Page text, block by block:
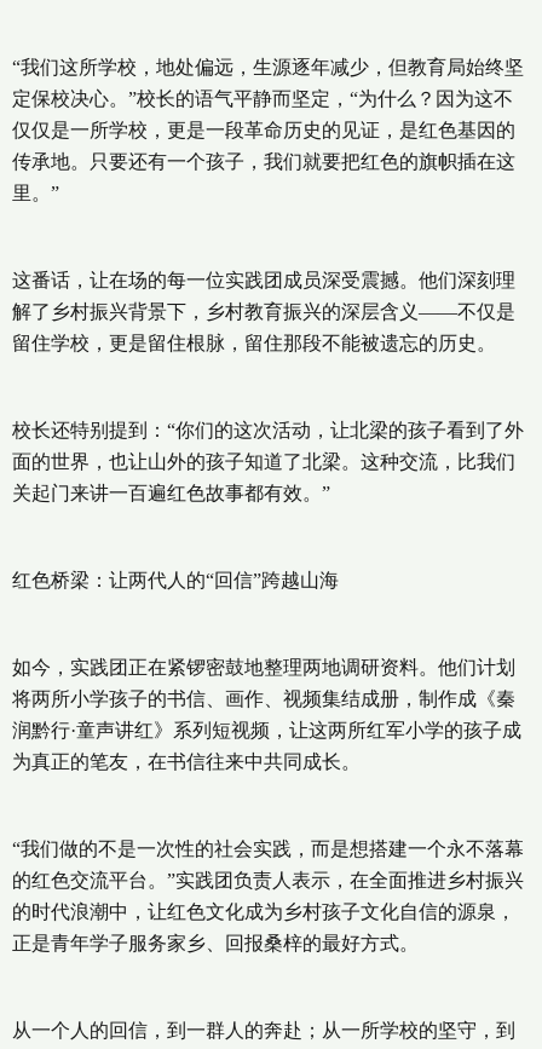
“我们这所学校，地处偏远，生源逐年减少，但教育局始终坚
定保校决心。”校长的语气平静而坚定，“为什么？因为这不
仅仅是一所学校，更是一段革命历史的见证，是红色基因的
传承地。只要还有一个孩子，我们就要把红色的旗帜插在这
里。”
这番话，让在场的每一位实践团成员深受震撼。他们深刻理
解了乡村振兴背景下，乡村教育振兴的深层含义——不仅是
留住学校，更是留住根脉，留住那段不能被遗忘的历史。
校长还特别提到：“你们的这次活动，让北梁的孩子看到了外
面的世界，也让山外的孩子知道了北梁。这种交流，比我们
关起门来讲一百遍红色故事都有效。”
红色桥梁：让两代人的“回信”跨越山海
如今，实践团正在紧锣密鼓地整理两地调研资料。他们计划
将两所小学孩子的书信、画作、视频集结成册，制作成《秦
润黔行·童声讲红》系列短视频，让这两所红军小学的孩子成
为真正的笔友，在书信往来中共同成长。
“我们做的不是一次性的社会实践，而是想搭建一个永不落幕
的红色交流平台。”实践团负责人表示，在全面推进乡村振兴
的时代浪潮中，让红色文化成为乡村孩子文化自信的源泉，
正是青年学子服务家乡、回报桑梓的最好方式。
从一个人的回信，到一群人的奔赴；从一所学校的坚守，到